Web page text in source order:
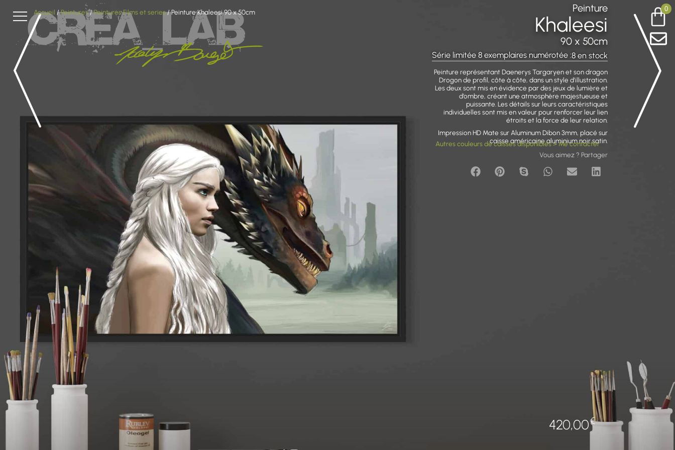
Accueil /Peintures/Peintures Films et series/ Peinture Khaleesi 90 x 50cm 0
Peinture
Khaleesi
90 x 50cm
Série limitée 8 exemplaires numérotée :8 en stock
Peinture représentant Daenerys Targaryen et son dragon
Drogon de profil, côte à côte, dans un style d’illustration.
Les deux sont mis en évidence par des jeux de lumière et
d’ombre, créant une atmosphère majestueuse et
puissante. Les détails sur leurs caractéristiques
individuelles sont mis en valeur pour renforcer leur lien
étroits et la force de leur relation.
Impression HD Mate sur Aluminum Dibon 3mm, placé sur
caisse américaine aluminium noir satin.
Autres couleurs de caisses disponibles > Me contacter
Vous aimez ? Partager
420,00€